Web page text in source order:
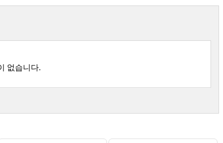
없습니다.